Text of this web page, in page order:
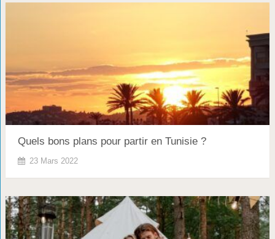
Quels bons plans pour partir en Tunisie ?
23 Mars 2022